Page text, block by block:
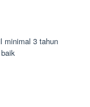
minimal 3 tahun